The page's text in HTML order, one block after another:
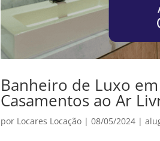
Banheiro de Luxo
Casamentos ao Ar
por Locares Locação |08/05/2024 |